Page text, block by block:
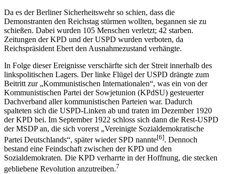
Da es der Berliner Sicherheitswehr so schien, dass die
Demonstranten den Reichstag stürmen wollten, begannen sie zu
schießen. Dabei wurden 105 Menschen verletzt; 42 starben.
Zeitungen der KPD und der USPD wurden verboten, da
Reichspräsident Ebert den Ausnahmezustand verhängte.
In Folge dieser Ereignisse verschärfte sich der Streit innerhalb des
linkspolitischen Lagers. Der linke Flügel der USPD drängte zum
Beitritt zur „Kommunistischen Internationalen“, was ein von der
Kommunistischen Partei der Sowjetunion (KPdSU) gesteuerter
Dachverband aller kommunistischen Parteien war. Dadurch
spalteten sich die USPD-Linken ab und traten im Dezember 1920
der KPD bei. Im September 1922 schloss sich dann die Rest-USPD
der MSDP an, die sich vorerst „Vereinigte Sozialdemokratische
Partei Deutschlands“, später wieder SPD nannte[6]. Dennoch
bestand eine Feindschaft zwischen der KPD und den
Sozialdemokraten. Die KPD verharrte in der Hoffnung, die stecken
gebliebene Revolution anzutreiben.7